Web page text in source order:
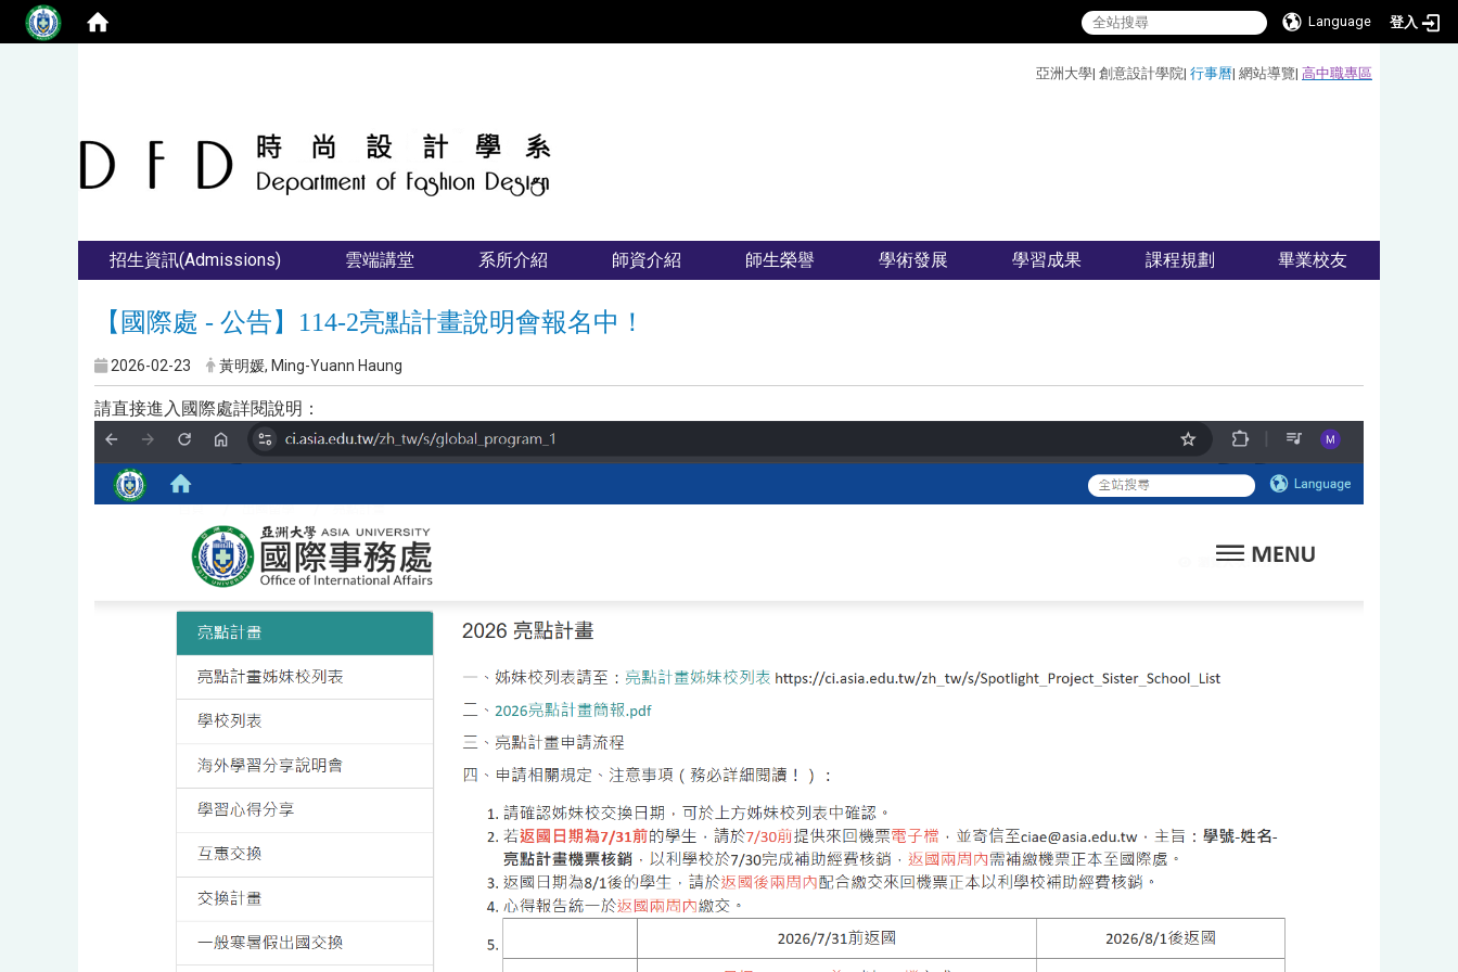
Language 登入
亞洲大學| 創意設計學院| 行事曆| 網站導覽| 高中職專區
招生資訊(Admissions) 雲端講堂 系所介紹 師資介紹 師生榮譽 學術發展 學習成果 課程規劃 畢業校友
【國際處 - 公告】114-2亮點計畫說明會報名中！
2026-02-23 黃明媛, Ming-Yuann Haung
請直接進入國際處詳閱說明：